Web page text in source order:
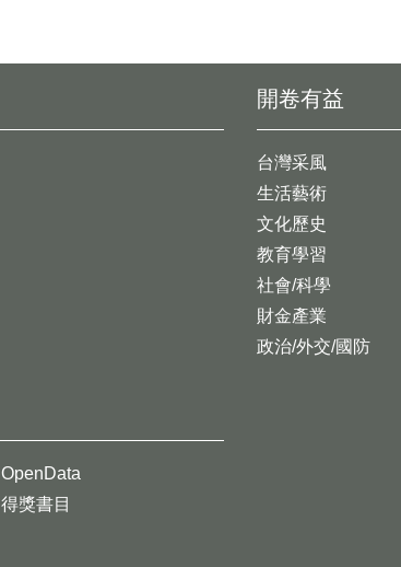
開卷有益
台灣采風
生活藝術
文化歷史
教育學習
社會/科學
財金產業
政治/外交/國防
OpenData
得獎書目